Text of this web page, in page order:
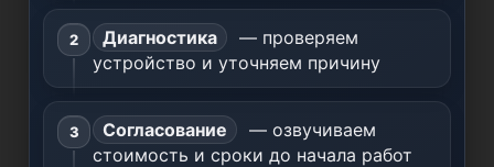
Диагностика
— проверяем
устройство и уточняем причину
Согласование
— озвучиваем
стоимость и сроки до начала работ